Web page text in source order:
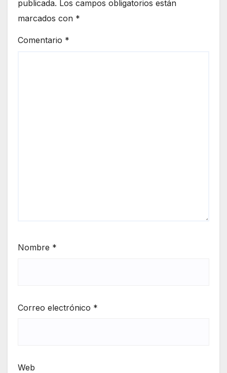
publicada. Los campos obligatorios están
marcados con *
Comentario *
Nombre *
Correo electrónico *
Web